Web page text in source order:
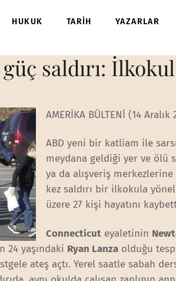
HUKUK TARİH YAZARLAR
saldırı:
AMERİKA BÜLTENİ (14 Aralık
ABD yeni bir katliam ile
meydana geldiği yer ve ölü
ya da alışveriş merkezlerine
kez saldırı bir ilkokula
üzere 27 kişi hayatını
Connecticut eyaletinin
yaşındaki Ryan Lanza olduğu
ateş açtı. Yerel saatle sabah